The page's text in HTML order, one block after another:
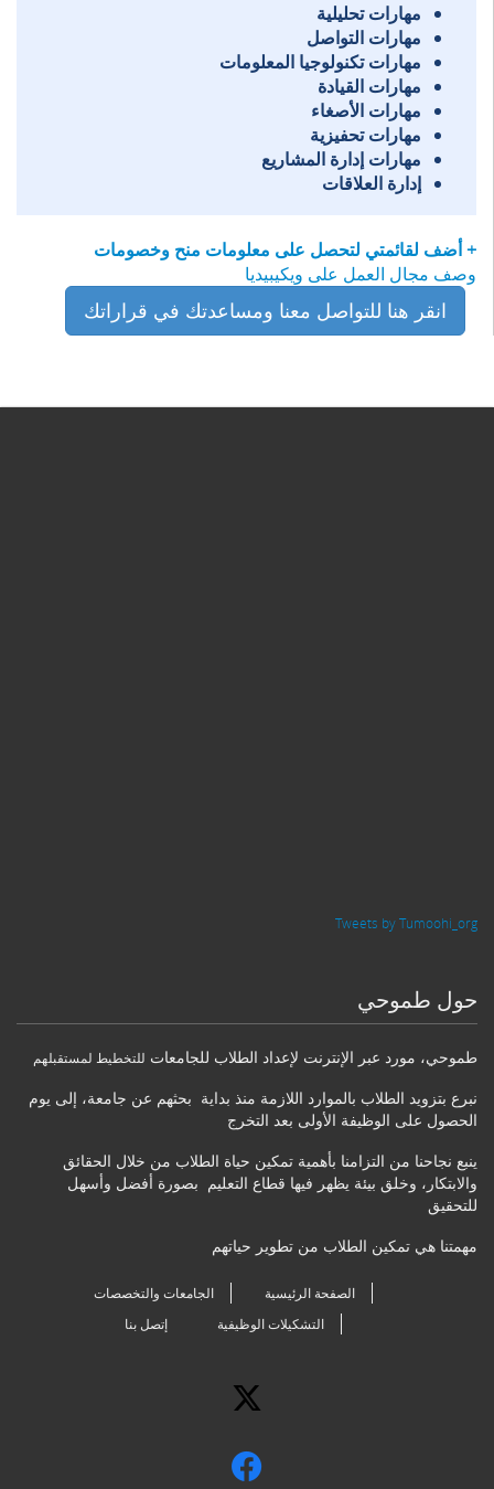
مهارات تحليلية
مهارات التواصل
مهارات تكنولوجيا المعلومات
مهارات القيادة
مهارات الأصغاء
مهارات تحفيزية
مهارات إدارة المشاريع
إدارة العلاقات
+ أضف لقائمتي لتحصل على معلومات منح وخصومات
وصف مجال العمل على ويكيبيديا
انقر هنا للتواصل معنا ومساعدتك في قراراتك
Tweets by Tumoohi_org
حول طموحي
طموحي، مورد عبر الإنترنت لإعداد الطلاب للجامعات للتخطيط لمستقبلهم
نبرع بتزويد الطلاب بالموارد اللازمة منذ بداية بحثهم عن جامعة، إلى يوم
الحصول على الوظيفة الأولى بعد التخرج
ينبع نجاحنا من التزامنا بأهمية تمكين حياة الطلاب من خلال الحقائق
والابتكار، وخلق بيئة يظهر فيها قطاع التعليم بصورة أفضل وأسهل
للتحقيق
مهمتنا هي تمكين الطلاب من تطوير حياتهم
الصفحة الرئيسية
الجامعات والتخصصات
التشكيلات الوظيفية
إتصل بنا